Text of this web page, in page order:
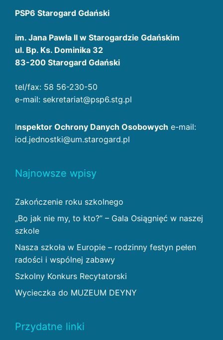
PSP6 Starogard Gdański
im. Jana Pawła II w Starogardzie Gdańskim
ul. Bp. Ks. Dominika 32
83-200 Starogard Gdański
tel/fax: 58 56-230-50
e-mail: sekretariat@psp6.stg.pl
Inspektor Ochrony Danych Osobowych e-mail:
iod.jednostki@um.starogard.pl
Najnowsze wpisy
Zakończenie roku szkolnego
„Bo jak nie my, to kto?” – Gala Osiągnięć w naszej
szkole
Nasza szkoła w Europie – rodzinny festyn pełen
radości i wspólnej zabawy
Szkolny Konkurs Recytatorski
Wycieczka do MUZEUM DEYNY
Przydatne linki